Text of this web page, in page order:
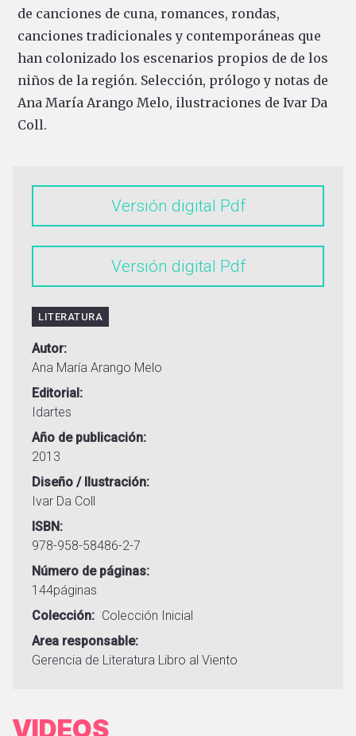
de canciones de cuna, romances, rondas,
canciones tradicionales y contemporáneas que
han colonizado los escenarios propios de de los
niños de la región. Selección, prólogo y notas de
Ana María Arango Melo, ilustraciones de Ivar Da
Coll.
Versión digital
Versión digital
LITERATURA
Autor
Ana María Arango Melo
Editorial
Idartes
Año de publicación
2013
Diseño / Ilustración
Ivar Da Coll
ISBN
978-958-58486-2-7
Número de páginas
144páginas
Colección
Colección Inicial
Area responsable
Gerencia de Literatura Libro al Viento
VIDEOS